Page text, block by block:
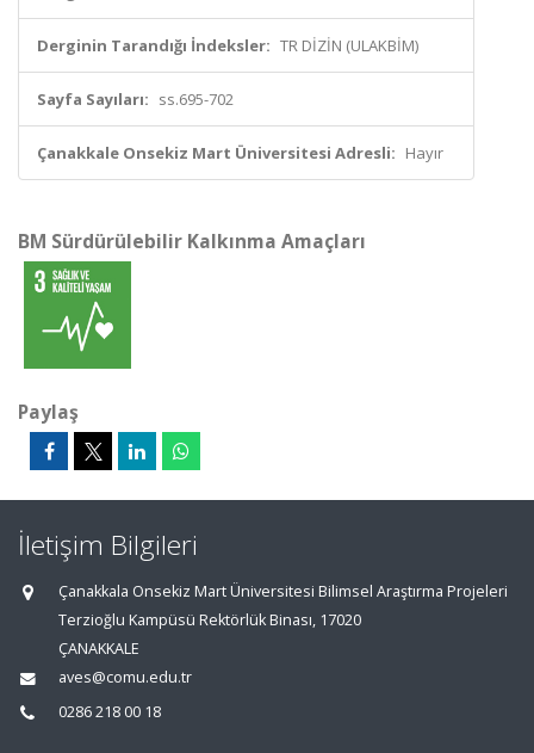
Derginin Tarandığı İndeksler: TR DİZİN (ULAKBİM)
Sayfa Sayıları: ss.695-702
Çanakkale Onsekiz Mart Üniversitesi Adresli: Hayır
BM Sürdürülebilir Kalkınma Amaçları
Paylaş
İletişim Bilgileri
Çanakkala Onsekiz Mart Üniversitesi Bilimsel Araştırma Projeleri
Terzioğlu Kampüsü Rektörlük Binası, 17020
ÇANAKKALE
aves@comu.edu.tr
0286 218 00 18